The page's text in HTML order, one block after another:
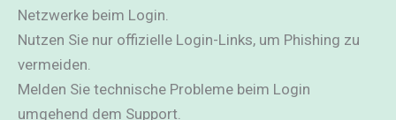
Netzwerke beim Login.
Nutzen Sie nur offizielle Login-Links, um Phishing zu
vermeiden.
Melden Sie technische Probleme beim Login
umgehend dem Support.